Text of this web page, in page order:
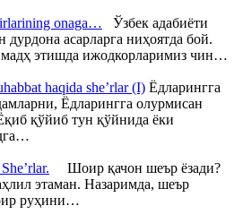
onaga… Ўзбек адабиёти
дурдона асарларга ниҳоятда бой.
этишда ижодкорларимиз чин…
haqida she’rlar (I) Ёдларингга
Ёдларингга олурмисан
қўйиб тун қўйнида ёки
Шоир қачон шеър ёзади?
этаман. Назаримда, шеър
руҳини…